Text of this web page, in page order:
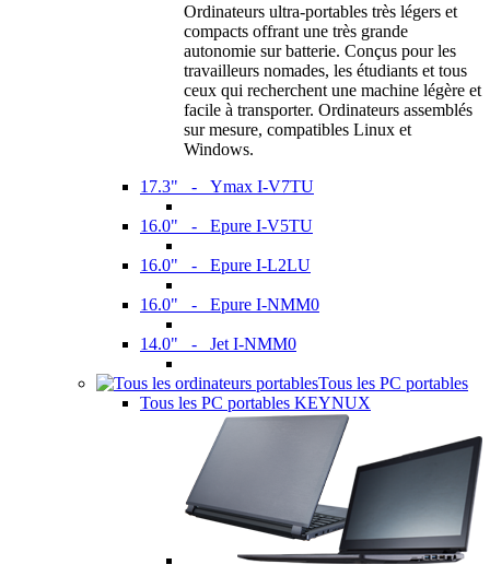
Ordinateurs ultra-portables très légers et
compacts offrant une très grande
autonomie sur batterie. Conçus pour les
travailleurs nomades, les étudiants et tous
ceux qui recherchent une machine légère et
facile à transporter. Ordinateurs assemblés
sur mesure, compatibles Linux et
Windows.
17.3" - Ymax I-V7TU
16.0" - Epure I-V5TU
16.0" - Epure I-L2LU
16.0" - Epure I-NMM0
14.0" - Jet I-NMM0
Tous les PC portables
Tous les PC portables KEYNUX